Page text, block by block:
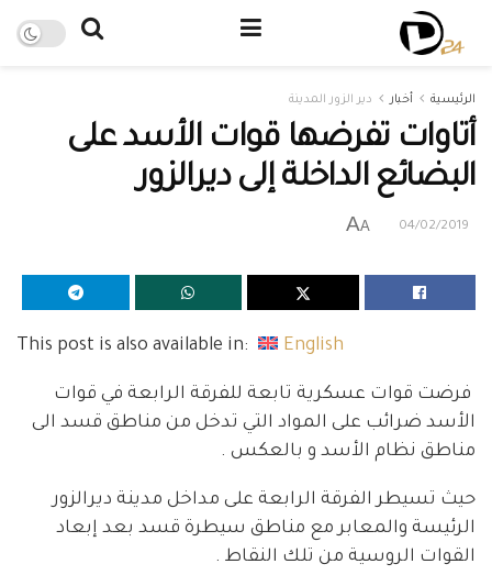
الرئيسية أخبار دير الزور المدينة
أتاوات تفرضها قوات الأسد على
البضائع الداخلة إلى ديرالزور
04/02/2019
A
A
This post is also available in: English
فرضت قوات عسكرية تابعة للفرقة الرابعة في قوات
الأسد ضرائب على المواد التي تدخل من مناطق قسد الى
مناطق نظام الأسد و بالعكس .
حيث تسيطر الفرقة الرابعة على مداخل مدينة ديرالزور
الرئيسة والمعابر مع مناطق سيطرة قسد بعد إبعاد
القوات الروسية من تلك النقاط .